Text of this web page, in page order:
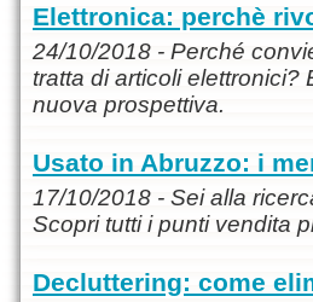
Elettronica: perchè
24/10/2018 - Perché
tratta di articoli
nuova prospettiva.
Usato in Abruzzo: i
17/10/2018 - Sei alla
Scopri tutti i punti vendita
Decluttering: come